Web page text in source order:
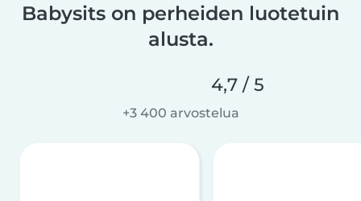
Babysits on perheiden luotetuin
alusta.
4,7 / 5
+3 400 arvostelua